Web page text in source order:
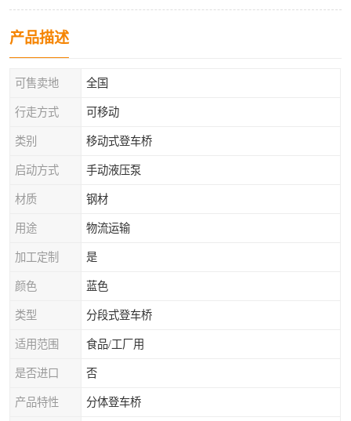
产品描述
可售卖地 全国
行走方式 可移动
类别 移动式登车桥
启动方式 手动液压泵
材质 钢材
用途 物流运输
加工定制 是
颜色 蓝色
类型 分段式登车桥
适用范围 食品/工厂用
是否进口 否
产品特性 分体登车桥